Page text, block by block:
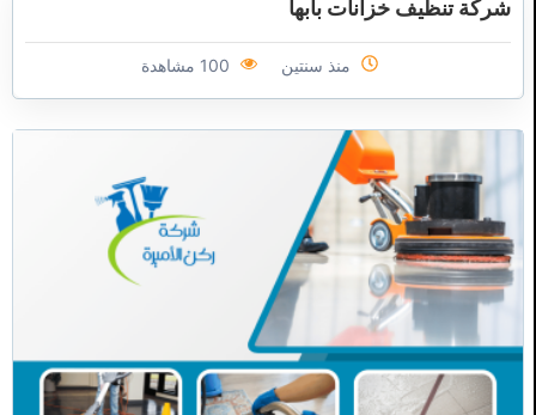
شركة تنظيف خزانات بابها
منذ سنتين